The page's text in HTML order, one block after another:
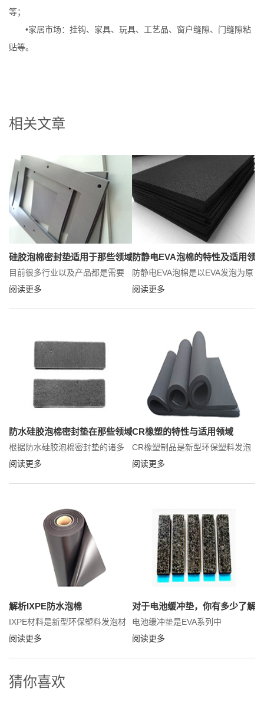
等；
•家居市场：挂钩、家具、玩具、工艺品、窗户缝隙、门缝隙粘
贴等。
相关文章
硅胶泡棉密封垫适用于那些领域上
目前很多行业以及产品都是需要
硅胶密封垫这种零件，帮助对管
用，究竟硅胶泡棉密封垫可以适
用于那些产品呢？
阅读更多
防静电EVA泡棉的特性及适用领域
防静电EVA泡棉是以EVA发泡为原
理，加入相应成份，使其具有防
是一种新型环保的发泡材料，不
仅在防静电上有一定的效果，还
是很好的缓冲、防震、隔热的材
料，现已广泛应用于各种领域，
受到广大客户的信赖。这里宏天
凯泡棉小编带大家熟悉下防静电
EVA泡棉的特性及适用领域。
阅读更多
防水硅胶泡棉密封垫在那些领域上有应用
根据防水硅胶泡棉密封垫的诸多
特性：防水硅胶泡棉密封垫具有
能：防水硅胶泡棉密封垫具有一
定的阻燃性、不含有害物质，不
会产生残留、不会污染设备，对
金属是没有腐蚀性的：防水硅胶
泡棉密封垫可以用在-40℃到
200℃范围内都可以正常使用：防
水硅胶泡棉密封垫材料表面有很
好的粘性 因此目前很多的行业以
阅读更多
CR橡塑的特性与适用领域
CR橡塑制品是新型环保塑料发泡
材料，具有良好的物理机械性
耐候性、 耐臭氧和耐老化性能良
好，同时具有相应的阻燃性。这
里宏天凯泡棉小编带大家熟悉下
CR泡棉的特性及适用领域。
阅读更多
解析IXPE防水泡棉
IXPE材料是新型环保塑料发泡材
料，具有良好的缓冲、抗震、隔
管、煤气管、土建板材、容器和
阅读更多
对于电池缓冲垫，你有多少了解？
电池缓冲垫是EVA系列中
（EV1045）它的化学名是乙烯-醋
阅读更多
猜你喜欢